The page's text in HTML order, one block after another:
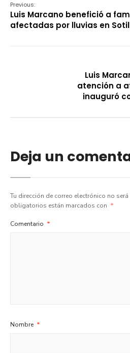
Previous:
Luis Marcano benefició a
afectadas por lluvias en
Luis
atención a
inauguró
Deja un
Tu dirección de correo electrónico no
obligatorios están marcados con *
Comentario *
Nombre *